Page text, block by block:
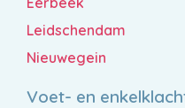
Leidschendam
Nieuwegein
Voet- en